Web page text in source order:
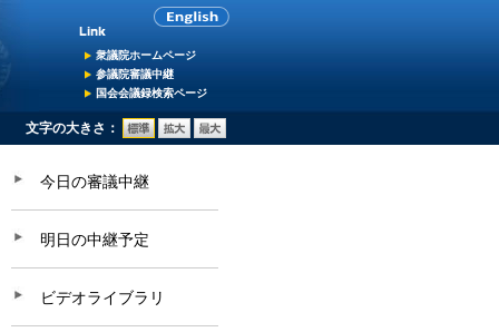
衆議院ホームページ
参議院審議中継
国会会議録検索ページ
文字の大きさ：
今日の審議中継
明日の中継予定
ビデオライブラリ